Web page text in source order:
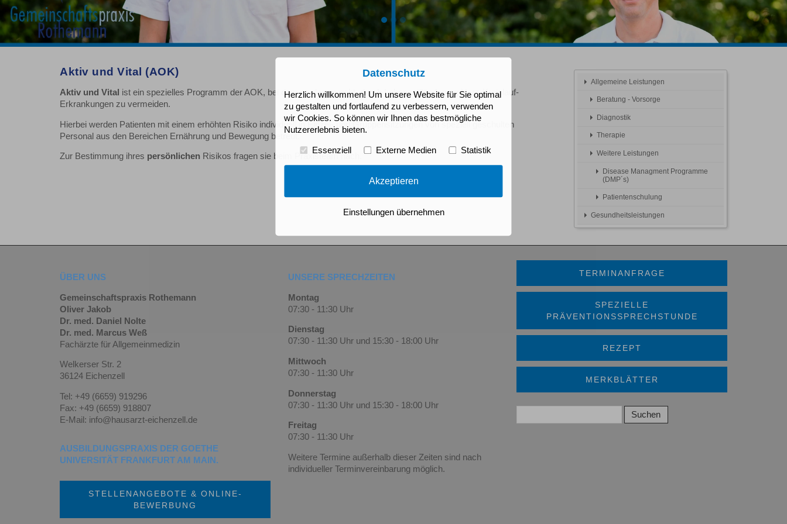
Aktiv und Vital (AOK)
Aktiv und Vital ist ein spezielles Programm der AOK, bei dem es darum geht, durch Lebensstiländerung Herz-Kreislauf-
Erkrankungen zu vermeiden.
Hierbei werden Patienten mit einem erhöhten Risiko individuell in Einzel- und Gruppensitzungen von speziell geschulten
Personal aus den Bereichen Ernährung und Bewegung betreut.
Zur Bestimmung ihres persönlichen Risikos fragen sie beim Praxisteam nach.
Allgemeine Leistungen
Beratung - Vorsorge
Diagnostik
Therapie
Weitere Leistungen
Disease Managment Programme
(DMP´s)
Patientenschulung
Gesundheitsleistungen
ÜBER UNS
Gemeinschaftspraxis Rothemann
Oliver Jakob
Dr. med. Daniel Nolte
Dr. med. Marcus Weß
Fachärzte für Allgemeinmedizin
Welkerser Str. 2
36124 Eichenzell
Tel: +49 (6659) 919296
Fax: +49 (6659) 918807
E-Mail: info@hausarzt-eichenzell.de
AUSBILDUNGSPRAXIS DER GOETHE
UNIVERSITÄT FRANKFURT AM MAIN.
STELLENANGEBOTE & ONLINE-
BEWERBUNG
UNSERE SPRECHZEITEN
Montag
07:30 - 11:30 Uhr
Dienstag
07:30 - 11:30 Uhr und 15:30 - 18:00 Uhr
Mittwoch
07:30 - 11:30 Uhr
Donnerstag
07:30 - 11:30 Uhr und 15:30 - 18:00 Uhr
Freitag
07:30 - 11:30 Uhr
Weitere Termine außerhalb dieser Zeiten sind nach
individueller Terminvereinbarung möglich.
TERMINANFRAGE
SPEZIELLE
PRÄVENTIONSSPRECHSTUNDE
REZEPT
MERKBLÄTTER
Datenschutz
Herzlich willkommen! Um unsere Website für Sie optimal
zu gestalten und fortlaufend zu verbessern, verwenden
wir Cookies. So können wir Ihnen das bestmögliche
Nutzererlebnis bieten.
Essenziell Externe Medien Statistik
Akzeptieren
Einstellungen übernehmen